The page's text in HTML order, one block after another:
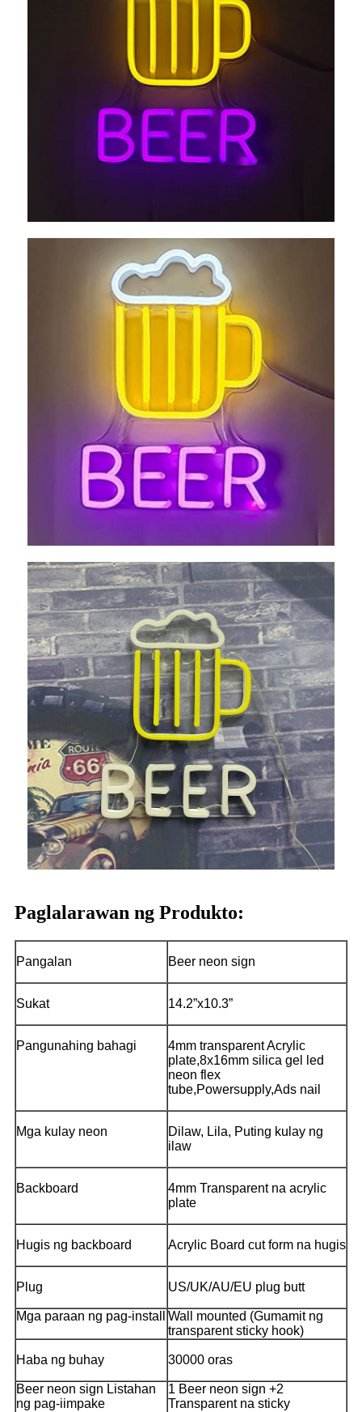
Paglalarawan ng Produkto:
Pangalan Beer neon sign
Sukat 14.2”x10.3”
Pangunahing bahagi
4mm transparent Acrylic
plate,8x16mm silica gel led
neon flex
tube,Powersupply,Ads nail
Mga kulay neon
Dilaw, Lila, Puting kulay ng
ilaw
Backboard
4mm Transparent na acrylic
plate
Hugis ng backboard Acrylic Board cut form na hugis
Plug US/UK/AU/EU plug butt
Mga paraan ng pag-install
Wall mounted (Gumamit ng
transparent sticky hook)
Haba ng buhay 30000 oras
Beer neon sign Listahan
ng pag-iimpake
1 Beer neon sign +2
Transparent na sticky